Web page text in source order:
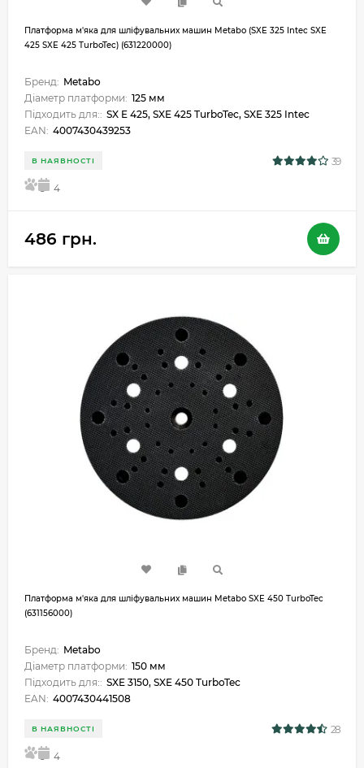
Платформа м'яка для шліфувальних машин Metabo (SXE 325 Intec SXE
425 SXE 425 TurboTec) (631220000)
Бренд: Metabo
Діаметр платформи: 125 мм
Підходить для:: SX E 425, SXE 425 TurboTec, SXE 325 Intec
EAN: 4007430439253
В НАЯВНОСТІ 39
5 4
486 грн.
Платформа м'яка для шліфувальних машин Metabo SXE 450 TurboTec
(631156000)
Бренд: Metabo
Діаметр платформи: 150 мм
Підходить для:: SXE 3150, SXE 450 TurboTec
EAN: 4007430441508
В НАЯВНОСТІ 28
5 4